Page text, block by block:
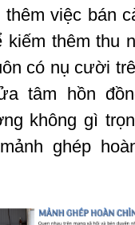
việc bán
kiếm thêm thu
có nụ cười
tâm hồn
không gì
ghép